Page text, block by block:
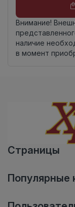
Внимание!
наличие
в момент
Страницы
Популярные